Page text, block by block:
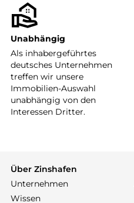
Unabhängig
Als inhabergeführtes
deutsches Unternehmen
treffen wir unsere
Immobilien-Auswahl
unabhängig von den
Interessen Dritter.
Über Zinshafen
Unternehmen
Wissen